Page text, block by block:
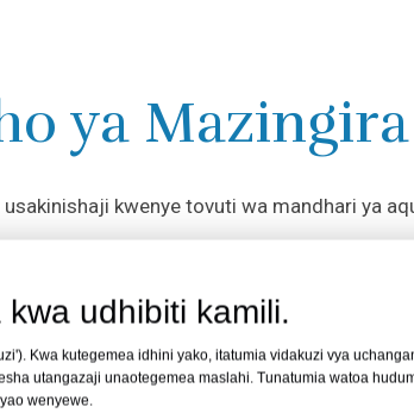
ya
kwenye tovuti wa mandhari ya
udhibiti kamili.
Kwa kutegemea idhini yako, itatumia vidakuzi vya
utangazaji unaotegemea maslahi. Tunatumia watoa
wenyewe.